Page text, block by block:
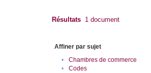
Résultats 1 document
Affiner par sujet
•
Chambres de commerce
•
Codes